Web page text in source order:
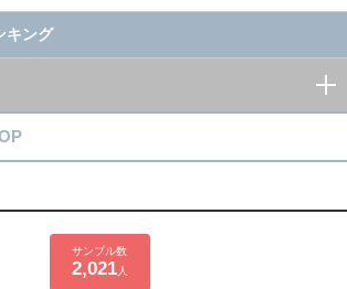
キング
サンプル数
2,021人